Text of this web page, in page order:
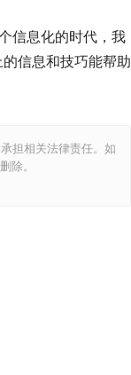
信息化的时代，我
信息和技巧能帮助
担相关法律责任。如
除。